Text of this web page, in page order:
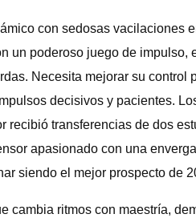
con sedosas vacilaciones
un poderoso juego de
Necesita mejorar su
decisivos y pacientes.
recibió transferencias de dos
apasionado con una
siendo el mejor prospecto de
cambia ritmos con maestría,